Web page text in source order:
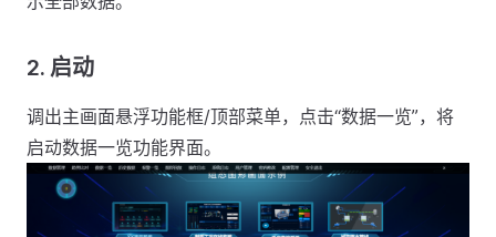
2.启动
调出主画面悬浮功能框/顶部菜单，点击“数据一览”，将
启动数据一览功能界面。